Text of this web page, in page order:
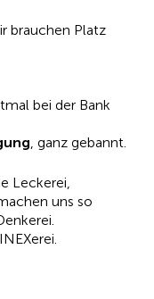
brauchen Platz
bei der Bank
, ganz gebannt.
Leckerei,
uns so